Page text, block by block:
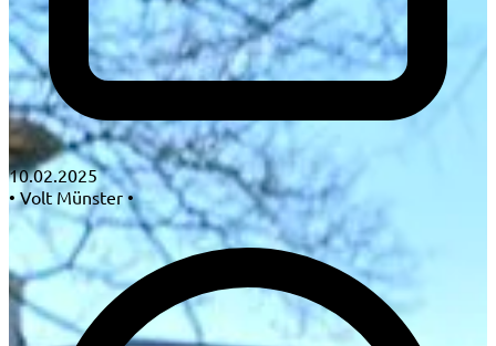
10.02.2025
• Volt Münster •